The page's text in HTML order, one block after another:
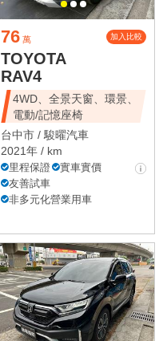
76 萬 加入比較
TOYOTA
RAV4
4WD、全景天窗、環景、
電動/記憶座椅
台中市 / 駿曜汽車
2021年 / km
里程保證
實車實價
友善試車
非多元化營業用車